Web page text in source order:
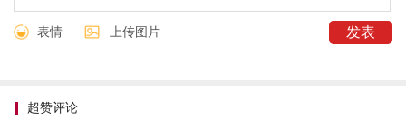
表情 上传图片
超赞评论